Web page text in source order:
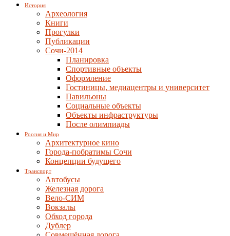
История
Археология
Книги
Прогулки
Публикации
Сочи-2014
Планировка
Спортивные объекты
Оформление
Гостиницы, медиацентры и университет
Павильоны
Социальные объекты
Объекты инфраструктуры
После олимпиады
Россия и Мир
Архитектурное кино
Города-побратимы Сочи
Концепции будущего
Транспорт
Автобусы
Железная дорога
Вело-СИМ
Вокзалы
Обход города
Дублер